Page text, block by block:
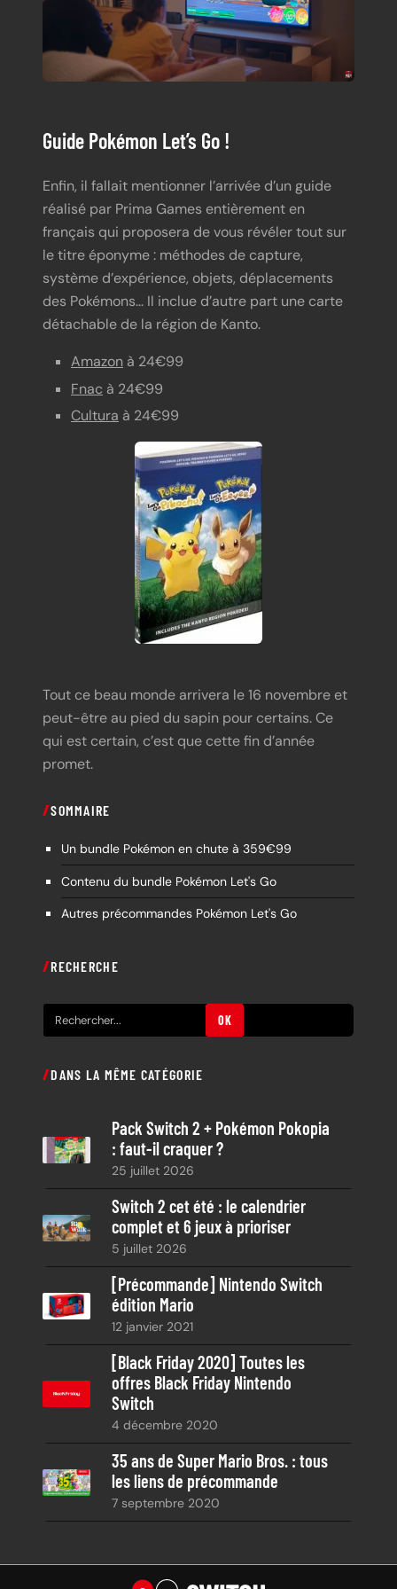
Guide Pokémon Let’s Go !
Enfin, il fallait mentionner l’arrivée d’un guide
réalisé par Prima Games entièrement en
français qui proposera de vous révéler tout sur
le titre éponyme : méthodes de capture,
système d’expérience, objets, déplacements
des Pokémons… Il inclue d’autre part une carte
détachable de la région de Kanto.
Amazon à 24€99
Fnac à 24€99
Cultura à 24€99
Tout ce beau monde arrivera le 16 novembre et
peut-être au pied du sapin pour certains. Ce
qui est certain, c’est que cette fin d’année
promet.
SOMMAIRE
Un bundle Pokémon en chute à 359€99
Contenu du bundle Pokémon Let's Go
Autres précommandes Pokémon Let's Go
RECHERCHE
e
h
OK
DANS LA MÊME CATÉGORIE
Pack Switch 2 + Pokémon Pokopia
: faut-il craquer ?
25 juillet 2026
Switch 2 cet été : le calendrier
complet et 6 jeux à prioriser
5 juillet 2026
[Précommande] Nintendo Switch
édition Mario
12 janvier 2021
[Black Friday 2020] Toutes les
offres Black Friday Nintendo
Switch
4 décembre 2020
35 ans de Super Mario Bros. : tous
les liens de précommande
7 septembre 2020